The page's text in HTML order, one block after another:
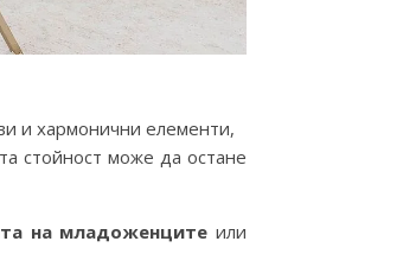
и хармонични елементи,
стойност може да остане
на младоженците или